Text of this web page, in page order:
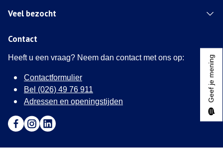
Veel bezocht
Contact
Heeft u een vraag? Neem dan contact met ons op:
Contactformulier
Bel (026) 49 76 911
Adressen en openingstijden
Geef je mening